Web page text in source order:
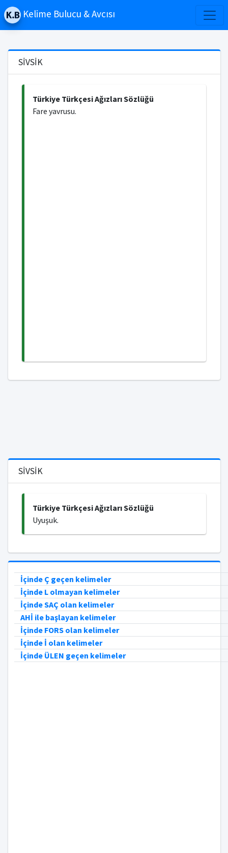
Kelime Bulucu & Avcısı
SİVSİK
Türkiye Türkçesi Ağızları Sözlüğü
Fare yavrusu.
SİVSİK
Türkiye Türkçesi Ağızları Sözlüğü
Uyuşuk.
İçinde Ç geçen kelimeler
İçinde L olmayan kelimeler
İçinde SAÇ olan kelimeler
AHİ ile başlayan kelimeler
İçinde FORS olan kelimeler
İçinde İ olan kelimeler
İçinde ÜLEN geçen kelimeler